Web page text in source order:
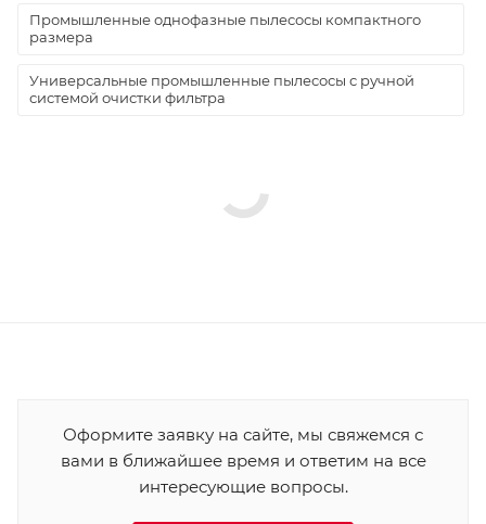
Промышленные однофазные пылесосы компактного
размера
Универсальные промышленные пылесосы с ручной
системой очистки фильтра
Оформите заявку на сайте, мы свяжемся с
вами в ближайшее время и ответим на все
интересующие вопросы.